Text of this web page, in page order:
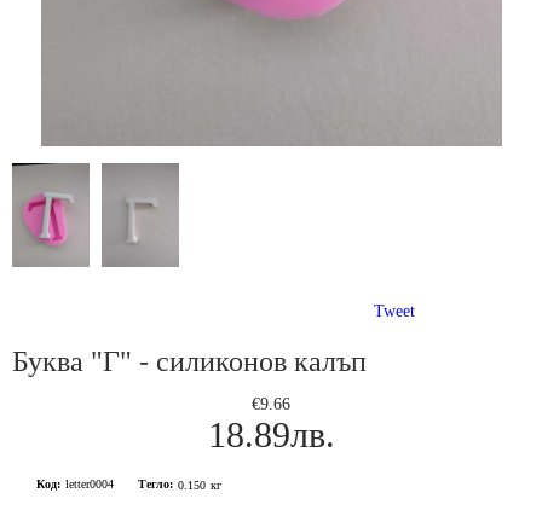
Tweet
Буква "Г" - силиконов калъп
€9.66
18.89лв.
Код: letter0004 Тегло: 0.150 кг